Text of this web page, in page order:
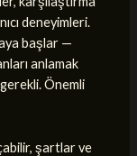
deneyimleri.
başlar —
anlamak
Önemli
şartlar ve